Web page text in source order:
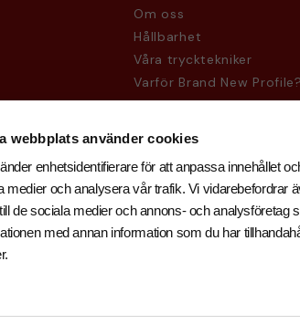
webbplats använder cookies
enhetsidentifierare för att anpassa innehållet
medier och analysera vår trafik. Vi vidarebefordrar
de sociala medier och annons- och
med annan information som du har
Om oss
Hållbarhet
Våra trycktekniker
Varför Brand New Profile?
Köpvillkor